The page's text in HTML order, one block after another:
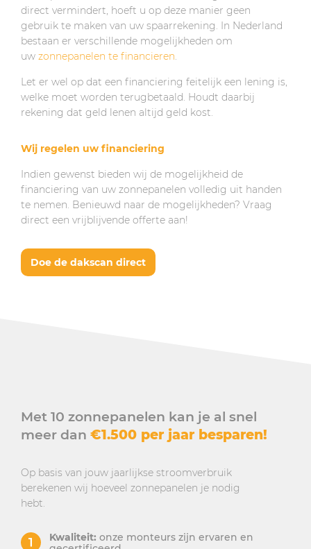
direct vermindert, hoeft u op deze manier geen
gebruik te maken van uw spaarrekening. In Nederland
bestaan er verschillende mogelijkheden om
uw zonnepanelen te financieren.
Let er wel op dat een financiering feitelijk een lening is,
welke moet worden terugbetaald. Houdt daarbij
rekening dat geld lenen altijd geld kost.
Wij regelen uw financiering
Indien gewenst bieden wij de mogelijkheid de
financiering van uw zonnepanelen volledig uit handen
te nemen. Benieuwd naar de mogelijkheden? Vraag
direct een vrijblijvende offerte aan!
Doe de dakscan direct
Met 10 zonnepanelen kan je al snel
meer dan €1.500 per jaar besparen!
Op basis van jouw jaarlijkse stroomverbruik
berekenen wij hoeveel zonnepanelen je nodig
hebt.
Kwaliteit: onze monteurs zijn ervaren en